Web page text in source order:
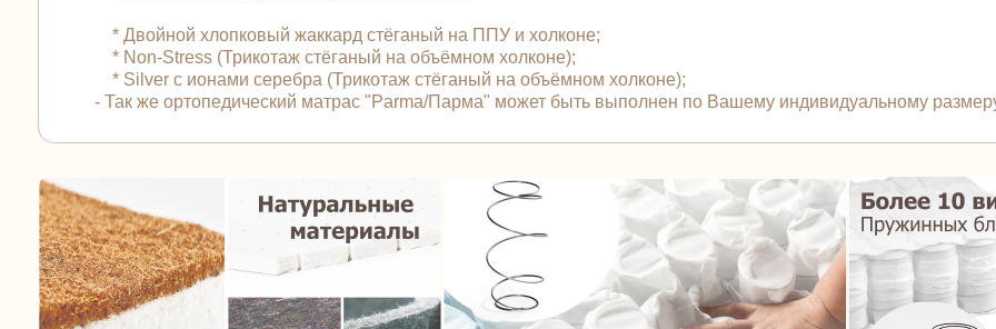
* Двойной хлопковый жаккард стёганый на ППУ и холконе;
* Non-Stress (Трикотаж стёганый на объёмном холконе);
* Silver с ионами серебра (Трикотаж стёганый на объёмном холконе);
- Так же ортопедический матрас "Parma/Парма" может быть выполнен по Вашему индивидуальному